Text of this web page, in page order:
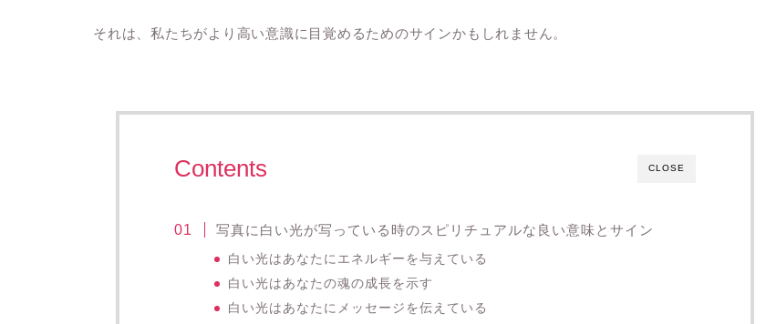
それは、私たちがより高い意識に目覚めるためのサインかもしれません。
CLOSE
Contents
写真に白い光が写っている時のスピリチュアルな良い意味とサイン
白い光はあなたにエネルギーを与えている
白い光はあなたの魂の成長を示す
白い光はあなたにメッセージを伝えている